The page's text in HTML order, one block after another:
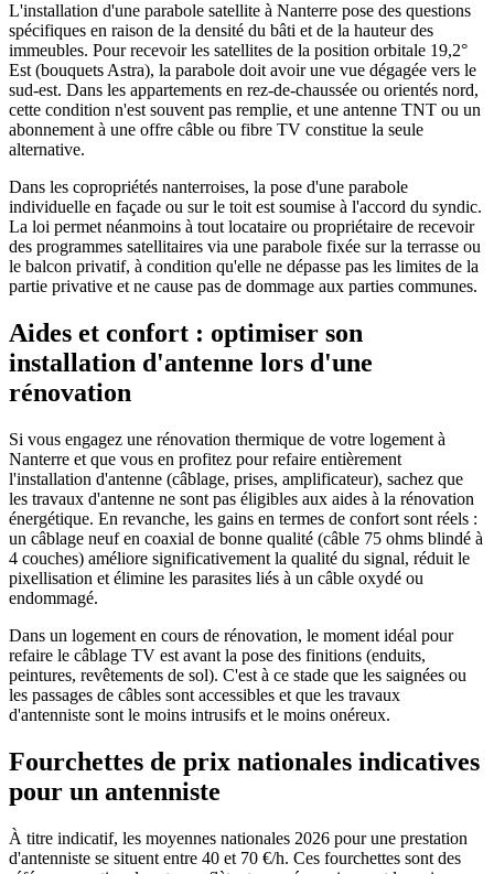
L'installation d'une parabole satellite à Nanterre pose des questions
spécifiques en raison de la densité du bâti et de la hauteur des
immeubles. Pour recevoir les satellites de la position orbitale 19,2°
Est (bouquets Astra), la parabole doit avoir une vue dégagée vers le
sud-est. Dans les appartements en rez-de-chaussée ou orientés nord,
cette condition n'est souvent pas remplie, et une antenne TNT ou un
abonnement à une offre câble ou fibre TV constitue la seule
alternative.
Dans les copropriétés nanterroises, la pose d'une parabole
individuelle en façade ou sur le toit est soumise à l'accord du syndic.
La loi permet néanmoins à tout locataire ou propriétaire de recevoir
des programmes satellitaires via une parabole fixée sur la terrasse ou
le balcon privatif, à condition qu'elle ne dépasse pas les limites de la
partie privative et ne cause pas de dommage aux parties communes.
Aides et confort : optimiser son
installation d'antenne lors d'une
rénovation
Si vous engagez une rénovation thermique de votre logement à
Nanterre et que vous en profitez pour refaire entièrement
l'installation d'antenne (câblage, prises, amplificateur), sachez que
les travaux d'antenne ne sont pas éligibles aux aides à la rénovation
énergétique. En revanche, les gains en termes de confort sont réels :
un câblage neuf en coaxial de bonne qualité (câble 75 ohms blindé à
4 couches) améliore significativement la qualité du signal, réduit le
pixellisation et élimine les parasites liés à un câble oxydé ou
endommagé.
Dans un logement en cours de rénovation, le moment idéal pour
refaire le câblage TV est avant la pose des finitions (enduits,
peintures, revêtements de sol). C'est à ce stade que les saignées ou
les passages de câbles sont accessibles et que les travaux
d'antenniste sont le moins intrusifs et le moins onéreux.
Fourchettes de prix nationales indicatives
pour un antenniste
À titre indicatif, les moyennes nationales 2026 pour une prestation
d'antenniste se situent entre 40 et 70 €/h. Ces fourchettes sont des